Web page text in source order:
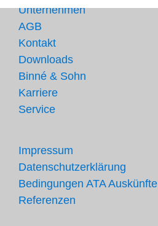
Unternehmen
AGB
Kontakt
Downloads
Binné & Sohn
Karriere
Service
Impressum
Datenschutzerklärung
Bedingungen ATA Auskünfte
Referenzen